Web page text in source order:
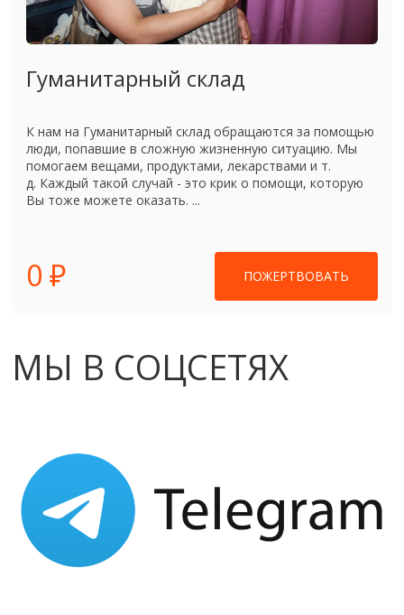
Гуманитарный склад
К нам на Гуманитарный склад обращаются за помощью
люди, попавшие в сложную жизненную ситуацию. Мы
помогаем вещами, продуктами, лекарствами и т.
д. Каждый такой случай - это крик о помощи, которую
Вы тоже можете оказать. ...
0 ₽ ПОЖЕРТВОВАТЬ
МЫ В СОЦСЕТЯХ